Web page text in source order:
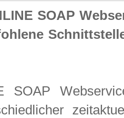
SOAP
SOAP